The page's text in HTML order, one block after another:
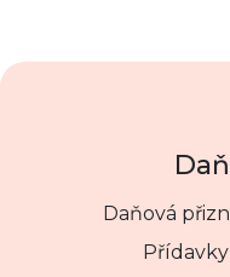
Daňová